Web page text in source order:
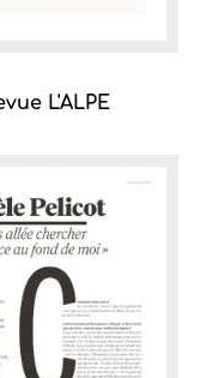
L'ALPE